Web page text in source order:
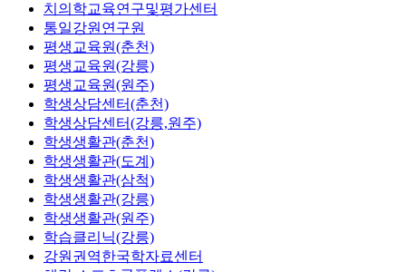
치의학교육연구및평가센터
통일강원연구원
평생교육원(춘천)
평생교육원(강릉)
평생교육원(원주)
학생상담센터(춘천)
학생상담센터(강릉,원주)
학생생활관(춘천)
학생생활관(도계)
학생생활관(삼척)
학생생활관(강릉)
학생생활관(원주)
학습클리닉(강릉)
강원권역한국학자료센터